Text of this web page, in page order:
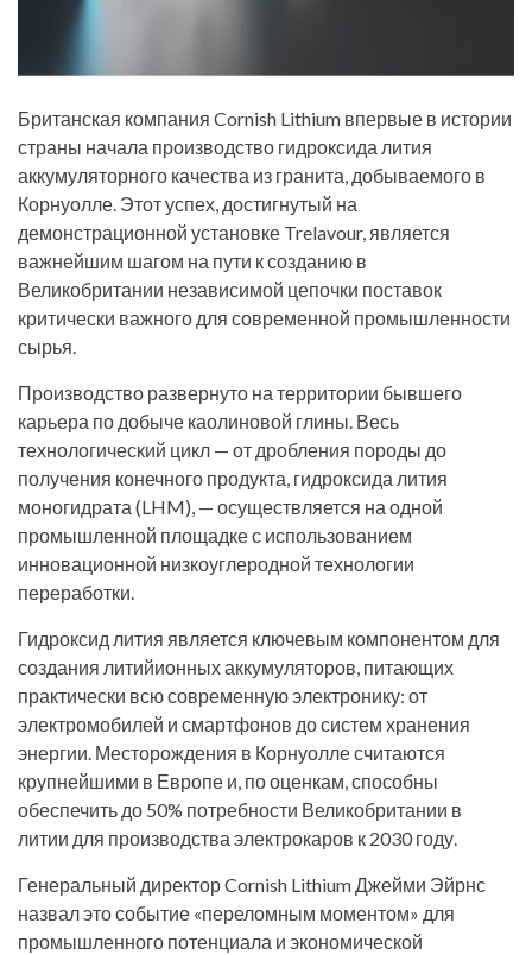
Британская компания Cornish Lithium впервые в истории
страны начала производство гидроксида лития
аккумуляторного качества из гранита, добываемого в
Корнуолле. Этот успех, достигнутый на
демонстрационной установке Trelavour, является
важнейшим шагом на пути к созданию в
Великобритании независимой цепочки поставок
критически важного для современной промышленности
сырья.
Производство развернуто на территории бывшего
карьера по добыче каолиновой глины. Весь
технологический цикл — от дробления породы до
получения конечного продукта, гидроксида лития
моногидрата (LHM), — осуществляется на одной
промышленной площадке с использованием
инновационной низкоуглеродной технологии
переработки.
Гидроксид лития является ключевым компонентом для
создания литийионных аккумуляторов, питающих
практически всю современную электронику: от
электромобилей и смартфонов до систем хранения
энергии. Месторождения в Корнуолле считаются
крупнейшими в Европе и, по оценкам, способны
обеспечить до 50% потребности Великобритании в
литии для производства электрокаров к 2030 году.
Генеральный директор Cornish Lithium Джейми Эйрнс
назвал это событие «переломным моментом» для
промышленного потенциала и экономической